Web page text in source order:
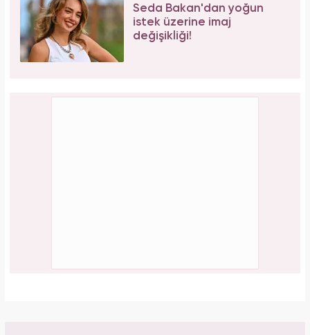
Seda Bakan'dan yoğun
istek üzerine imaj
değişikliği!